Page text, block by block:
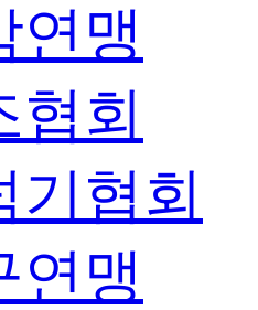
연맹
협회
기협회
연맹